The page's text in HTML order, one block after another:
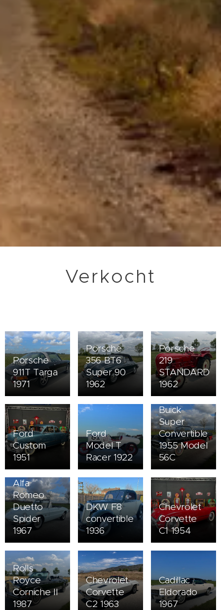
Verkocht
Porsche
911T Targa
1971
Porsche
356 BT6
Super 90
1962
Porsche
219
STANDARD
1962
Ford
Custom
1951
Ford
Model T
Racer 1922
Buick
Super
Convertible
1955 Model
56C
Alfa
Romeo
Duetto
Spider
1967
DKW F8
convertible
1936
Chevrolet
Corvette
C1 1954
Rolls
Royce
Corniche II
1987
Chevrolet
Corvette
C2 1963
Cadillac
Eldorado
1967